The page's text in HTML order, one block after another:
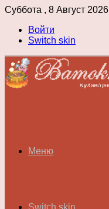
Суббота , 8 Август 2026
Войти
Switch skin
Меню
Switch skin